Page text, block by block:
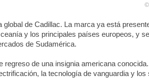
de Cadillac. La marca ya está
y los principales países europeos, y
de Sudamérica.
de una insignia americana
la tecnología de vanguardia y